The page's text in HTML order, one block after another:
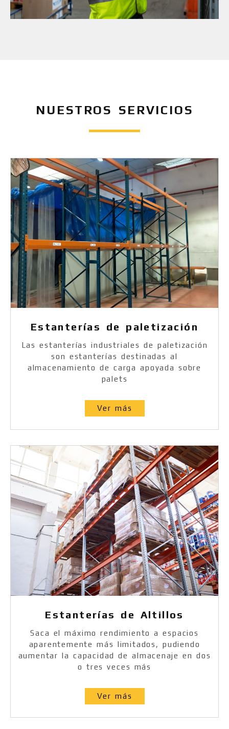
NUESTROS SERVICIOS
Estanterías de paletización
Las estanterías industriales de paletización
son estanterías destinadas al
almacenamiento de carga apoyada sobre
palets
Ver más
Estanterías de Altillos
Saca el máximo rendimiento a espacios
aparentemente más limitados, pudiendo
aumentar la capacidad de almacenaje en dos
o tres veces más
Ver más